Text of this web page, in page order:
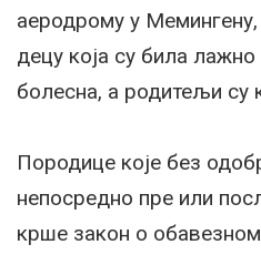
аеродрому у Мемингену,
децу која су била
болесна, а родитељи су
Породице које без
непосредно пре или
крше закон о